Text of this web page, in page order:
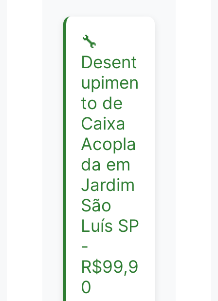
🔧
Desent
upimen
to de
Caixa
Acopla
da em
Jardim
São
Luís SP
-
R$99,9
0